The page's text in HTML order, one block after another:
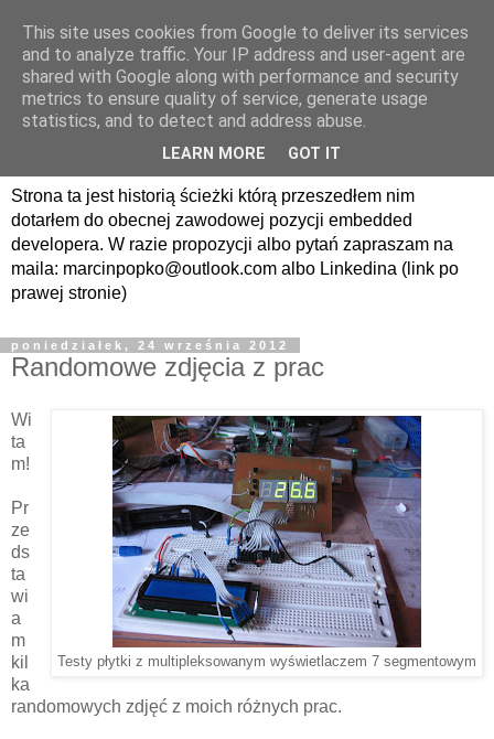
avrland.it - nic co
nerdowskie nie jest mi
Strona ta jest historią ścieżki którą przeszedłem nim
dotarłem do obecnej zawodowej pozycji embedded
developera. W razie propozycji albo pytań zapraszam na
maila: marcinpopko@outlook.com albo Linkedina (link po
prawej stronie)
poniedziałek, 24 września 2012
Randomowe zdjęcia z prac
Testy płytki z multipleksowanym wyświetlaczem 7 segmentowym
Wi
ta
m!
Pr
ze
ds
ta
wi
a
m
kil
ka
randomowych zdjęć z moich różnych prac.
This site uses cookies from Google to deliver its services
and to analyze traffic. Your IP address and user-agent are
shared with Google along with performance and security
metrics to ensure quality of service, generate usage
statistics, and to detect and address abuse.
LEARN MORE GOT IT